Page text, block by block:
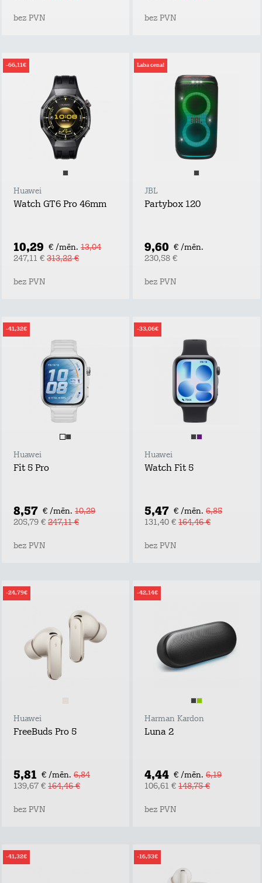
bez PVN bez PVN
-66,11€
Huawei
Watch GT6 Pro 46mm
10,29 € /mēn. 13,04
247,11 € 313,22 €
bez PVN
Laba cena!
JBL
Partybox 120
9,60 € /mēn.
230,58 €
bez PVN
-41,32€
Huawei
Fit 5 Pro
8,57 € /mēn. 10,29
205,79 € 247,11 €
bez PVN
-33,06€
Huawei
Watch Fit 5
5,47 € /mēn. 6,85
131,40 € 164,46 €
bez PVN
-24,79€
Huawei
FreeBuds Pro 5
5,81 € /mēn. 6,84
139,67 € 164,46 €
bez PVN
-42,14€
Harman Kardon
Luna 2
4,44 € /mēn. 6,19
106,61 € 148,75 €
bez PVN
-41,32€ -16,53€